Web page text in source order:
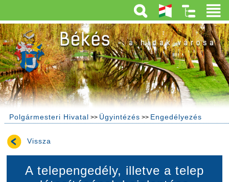
Polgármesteri Hivatal >> Ügyintézés >> Engedélyezés
Vissza
A telepengedély, illetve a telep